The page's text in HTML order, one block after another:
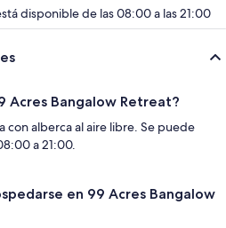
disponible de las 08:00 a las 21:00
Acres Bangalow Retreat?
con alberca al aire libre. Se puede
a 21:00.
en 99 Acres Bangalow